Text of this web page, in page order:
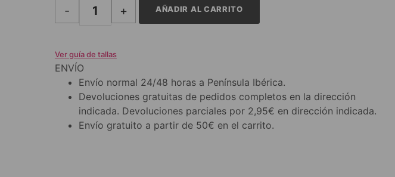
- + AÑADIR AL CARRITO
Ver guía de tallas
ENVÍO
Envío normal 24/48 horas a Península Ibérica.
Devoluciones gratuitas de pedidos completos en la dirección
indicada. Devoluciones parciales por 2,95€ en dirección indicada.
Envío gratuito a partir de 50€ en el carrito.